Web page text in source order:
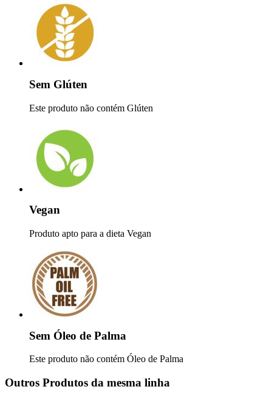
Sem Glúten
Este produto não contém Glúten
Vegan
Produto apto para a dieta Vegan
Sem Óleo de Palma
Este produto não contém Óleo de Palma
Outros Produtos da mesma linha